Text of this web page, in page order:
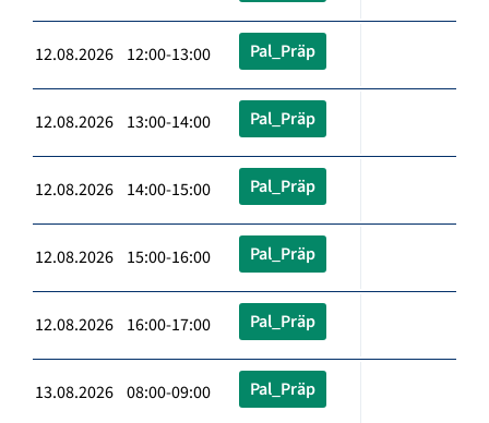
12.08.2026 12:00-13:00 Pal_Präp
12.08.2026 13:00-14:00 Pal_Präp
12.08.2026 14:00-15:00 Pal_Präp
12.08.2026 15:00-16:00 Pal_Präp
12.08.2026 16:00-17:00 Pal_Präp
13.08.2026 08:00-09:00 Pal_Präp